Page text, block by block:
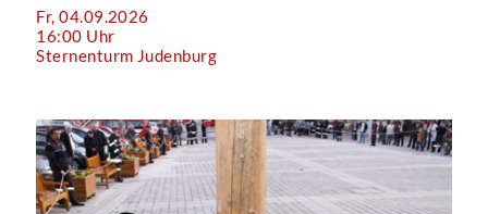
Fr, 04.09.2026
16:00 Uhr
Sternenturm Judenburg